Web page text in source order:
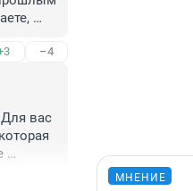
и
на
–4
вас
МНЕНИЕ